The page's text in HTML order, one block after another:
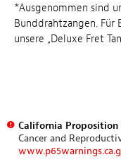
*Ausgenommen sind
Bunddrahtzangen.
unsere „Deluxe Fret
California Proposition
Cancer and